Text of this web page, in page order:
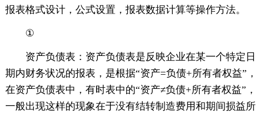
报表格式设计，公式设置，报表数据计算等操作方法。
①
资产负债表：资产负债表是反映企业在某一个特定日
期内财务状况的报表，是根据“资产=负债+所有者权益”，
在资产负债表中，有时表中的“资产≠负债+所有者权益”，
一般出现这样的现象在于没有结转制造费用和期间损益所